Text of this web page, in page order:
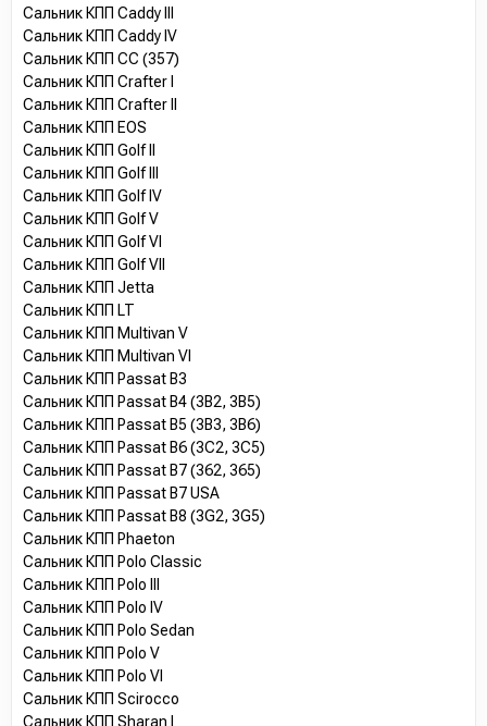
Сальник КПП Caddy III
Сальник КПП Caddy IV
Сальник КПП CC (357)
Сальник КПП Crafter I
Сальник КПП Crafter II
Сальник КПП EOS
Сальник КПП Golf II
Сальник КПП Golf III
Сальник КПП Golf IV
Сальник КПП Golf V
Сальник КПП Golf VI
Сальник КПП Golf VII
Сальник КПП Jetta
Сальник КПП LT
Сальник КПП Multivan V
Сальник КПП Multivan VI
Сальник КПП Passat B3
Сальник КПП Passat B4 (3B2, 3B5)
Сальник КПП Passat B5 (3B3, 3B6)
Сальник КПП Passat B6 (3C2, 3C5)
Сальник КПП Passat B7 (362, 365)
Сальник КПП Passat B7 USA
Сальник КПП Passat B8 (3G2, 3G5)
Сальник КПП Phaeton
Сальник КПП Polo Classic
Сальник КПП Polo III
Сальник КПП Polo IV
Сальник КПП Polo Sedan
Сальник КПП Polo V
Сальник КПП Polo VI
Сальник КПП Scirocco
Сальник КПП Sharan I